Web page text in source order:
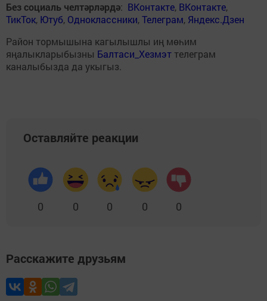
Без социаль челтәрләрдә: ВКонтакте, ВКонтакте,
ТикТок, Ютуб, Одноклассники,Телеграм, Яндекс.Дзен
Район тормышына кагылышлы иң мөһим
яңалыкларыбызны Балтаси_Хезмэт телеграм
каналыбызда да укыгыз.
Оставляйте реакции
0 0 0 0 0
Расскажите друзьям